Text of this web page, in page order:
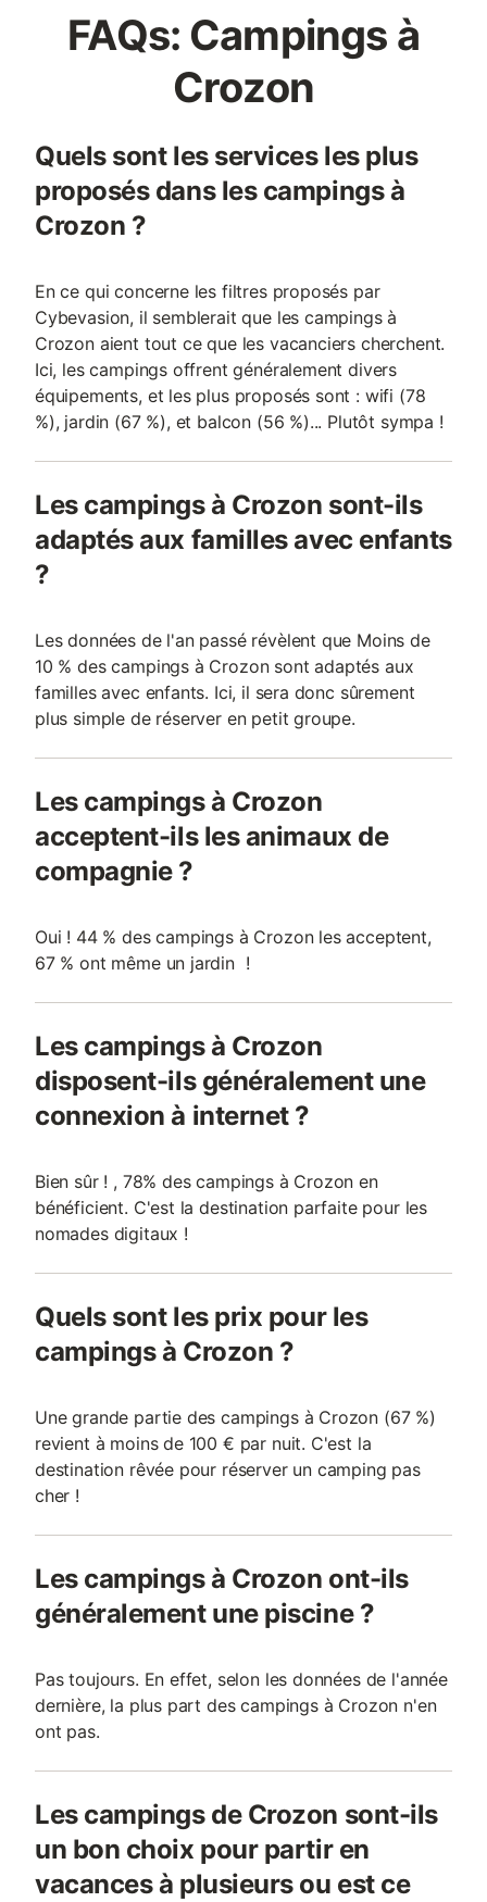
FAQs: Campings à
Crozon
Quels sont les services les plus
proposés dans les campings à
Crozon ?
En ce qui concerne les filtres proposés par
Cybevasion, il semblerait que les campings à
Crozon aient tout ce que les vacanciers cherchent.
Ici, les campings offrent généralement divers
équipements, et les plus proposés sont : wifi (78
%), jardin (67 %), et balcon (56 %)... Plutôt sympa !
Les campings à Crozon sont-ils
adaptés aux familles avec enfants
?
Les données de l'an passé révèlent que Moins de
10 % des campings à Crozon sont adaptés aux
familles avec enfants. Ici, il sera donc sûrement
plus simple de réserver en petit groupe.
Les campings à Crozon
acceptent-ils les animaux de
compagnie ?
Oui ! 44 % des campings à Crozon les acceptent,
67 % ont même un jardin !
Les campings à Crozon
disposent-ils généralement une
connexion à internet ?
Bien sûr ! , 78% des campings à Crozon en
bénéficient. C'est la destination parfaite pour les
nomades digitaux !
Quels sont les prix pour les
campings à Crozon ?
Une grande partie des campings à Crozon (67 %)
revient à moins de 100 € par nuit. C'est la
destination rêvée pour réserver un camping pas
cher !
Les campings à Crozon ont-ils
généralement une piscine ?
Pas toujours. En effet, selon les données de l'année
dernière, la plus part des campings à Crozon n'en
ont pas.
Les campings de Crozon sont-ils
un bon choix pour partir en
vacances à plusieurs ou est ce